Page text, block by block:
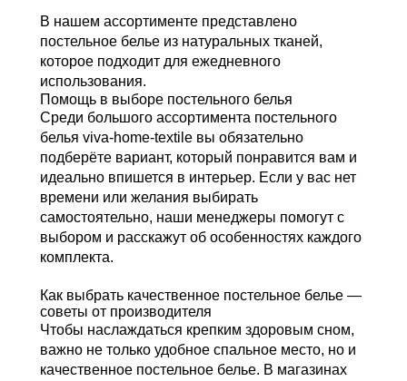
В нашем ассортименте представлено
постельное белье из натуральных тканей,
которое подходит для ежедневного
использования.
Помощь в выборе постельного белья
Среди большого ассортимента постельного
белья viva-home-textile вы обязательно
подберёте вариант, который понравится вам и
идеально впишется в интерьер. Если у вас нет
времени или желания выбирать
самостоятельно, наши менеджеры помогут с
выбором и расскажут об особенностях каждого
комплекта.
Как выбрать качественное постельное белье —
советы от производителя
Чтобы наслаждаться крепким здоровым сном,
важно не только удобное спальное место, но и
качественное постельное белье. В магазинах